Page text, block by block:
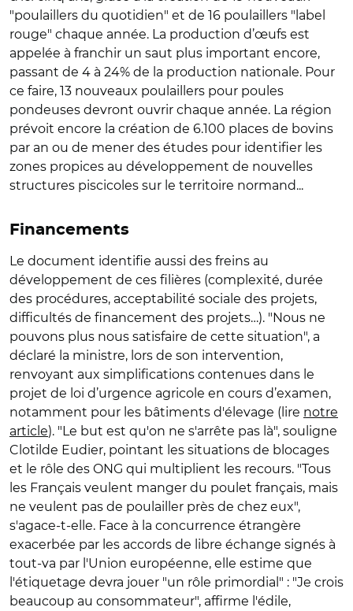
"poulaillers du quotidien" et de 16 poulaillers "label
rouge" chaque année. La production d’œufs est
appelée à franchir un saut plus important encore,
passant de 4 à 24% de la production nationale. Pour
ce faire, 13 nouveaux poulaillers pour poules
pondeuses devront ouvrir chaque année. La région
prévoit encore la création de 6.100 places de bovins
par an ou de mener des études pour identifier les
zones propices au développement de nouvelles
structures piscicoles sur le territoire normand...
Financements
Le document identifie aussi des freins au
développement de ces filières (complexité, durée
des procédures, acceptabilité sociale des projets,
difficultés de financement des projets…). "Nous ne
pouvons plus nous satisfaire de cette situation", a
déclaré la ministre, lors de son intervention,
renvoyant aux simplifications contenues dans le
projet de loi d’urgence agricole en cours d’examen,
notamment pour les bâtiments d'élevage (lire notre
article). "Le but est qu'on ne s'arrête pas là", souligne
Clotilde Eudier, pointant les situations de blocages
et le rôle des ONG qui multiplient les recours. "Tous
les Français veulent manger du poulet français, mais
ne veulent pas de poulailler près de chez eux",
s'agace-t-elle. Face à la concurrence étrangère
exacerbée par les accords de libre échange signés à
tout-va par l'Union européenne, elle estime que
l'étiquetage devra jouer "un rôle primordial" : "Je crois
beaucoup au consommateur", affirme l'édile,